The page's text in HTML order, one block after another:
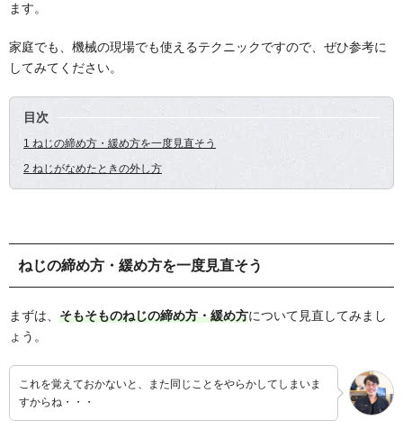
ます。
家庭でも、機械の現場でも使えるテクニックですので、ぜひ参考に
してみてください。
目次
1 ねじの締め方・緩め方を一度見直そう
2 ねじがなめたときの外し方
ねじの締め方・緩め方を一度見直そう
まずは、 そもそものねじの締め方・緩め方について見直してみまし
ょう。
これを覚えておかないと、また同じことをやらかしてしまいま
すからね・・・